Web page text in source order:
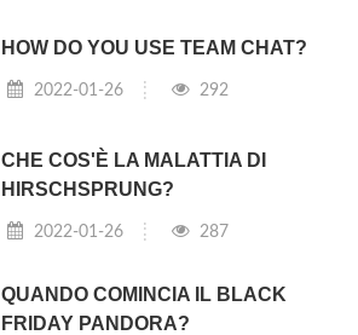
HOW DO YOU USE TEAM CHAT?
2022-01-26 292
CHE COS'È LA MALATTIA DI
HIRSCHSPRUNG?
2022-01-26 287
QUANDO COMINCIA IL BLACK
FRIDAY PANDORA?